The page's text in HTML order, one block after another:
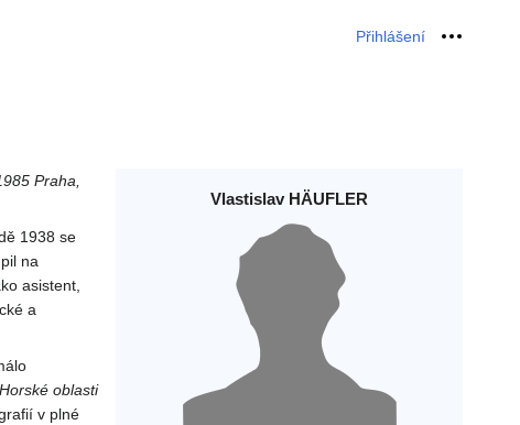
Přihlášení Osobní
Vlastislav HÄUFLER
Praha,
1938 se
na
asistent,
a
Horské oblasti
v plné